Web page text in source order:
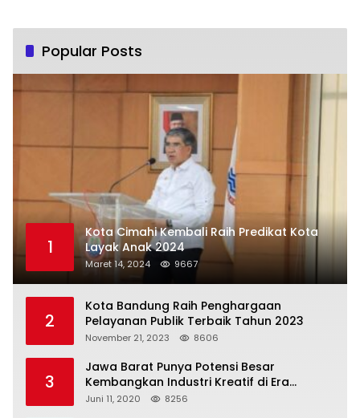
Popular Posts
1
Kota Cimahi Kembali Raih Predikat Kota
Layak Anak 2024
Maret 14, 2024 9667
2
Kota Bandung Raih Penghargaan
Pelayanan Publik Terbaik Tahun 2023
November 21, 2023 8606
3
Jawa Barat Punya Potensi Besar
Kembangkan Industri Kreatif di Era
Normal Baru
Juni 11, 2020 8256